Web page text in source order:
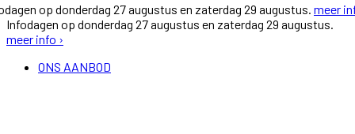
op donderdag 27 augustus en zaterdag 29 augustus. meer
Infodagen op donderdag 27 augustus en zaterdag 29 augustus.
meer info ›
ONS AANBOD